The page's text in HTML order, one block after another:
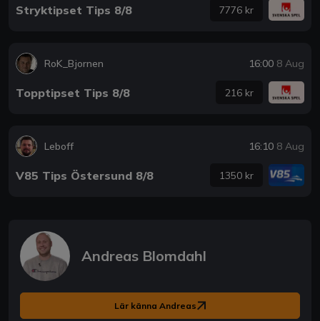
Stryktipset Tips 8/8 7776 kr
RoK_Bjornen 16:00 8 Aug
Topptipset Tips 8/8 216 kr
Leboff 16:10 8 Aug
V85 Tips Östersund 8/8 1350 kr
Andreas Blomdahl
Lär känna Andreas